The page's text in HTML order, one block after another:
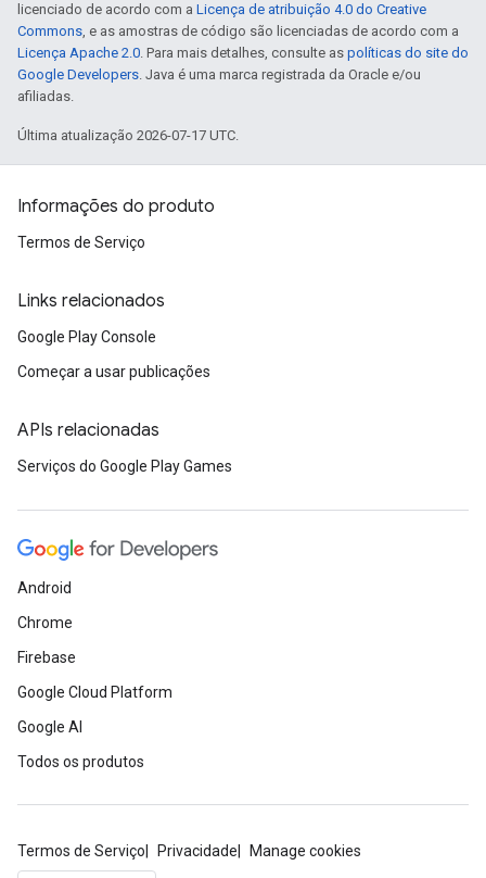
licenciado de acordo com a Licença de atribuição 4.0 do Creative
Commons, e as amostras de código são licenciadas de acordo com a
Licença Apache 2.0. Para mais detalhes, consulte as políticas do site do
Google Developers. Java é uma marca registrada da Oracle e/ou
afiliadas.
Última atualização 2026-07-17 UTC.
Informações do produto
Termos de Serviço
Links relacionados
Google Play Console
Começar a usar publicações
APIs relacionadas
Serviços do Google Play Games
Android
Chrome
Firebase
Google Cloud Platform
Google AI
Todos os produtos
Termos de Serviço Privacidade Manage cookies